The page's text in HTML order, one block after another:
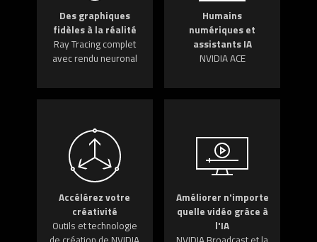
Des graphiques
fidèles à la réalité
Ray Tracing complet
avec rendu neuronal
Humains
numériques et
assistants IA
NVIDIA ACE
Accélérez votre
créativité
Outils et technologie
Améliorer n'importe
quelle vidéo grâce à
l'IA